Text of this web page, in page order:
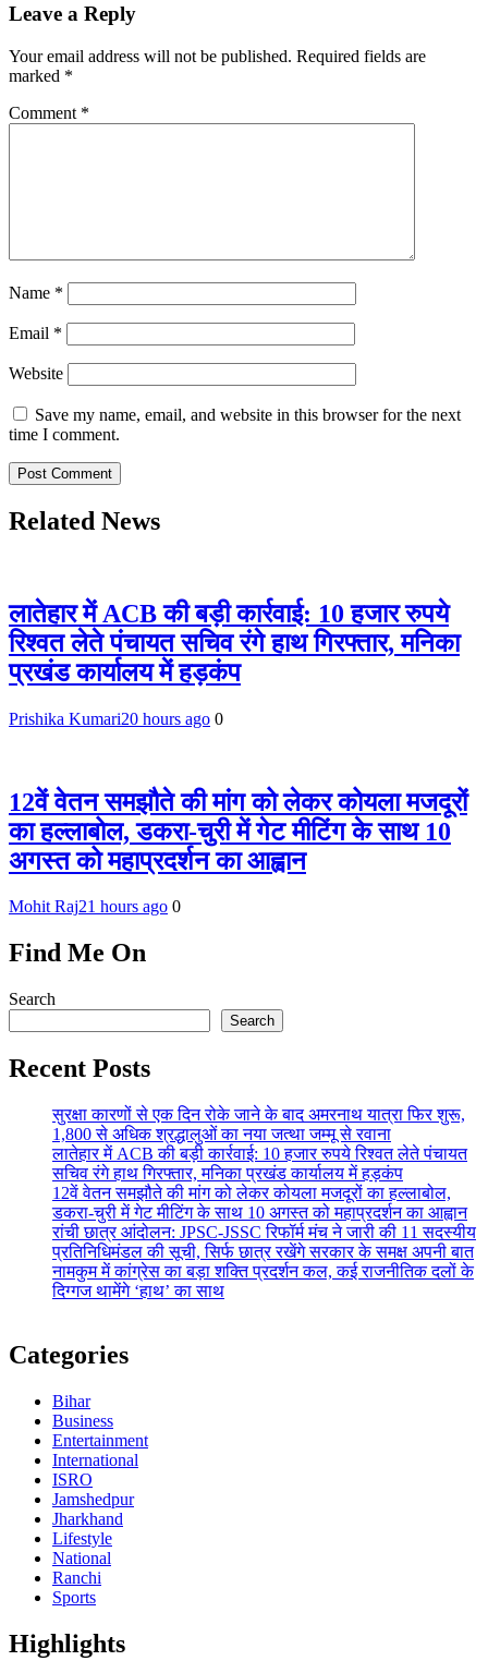
Leave a Reply
Your email address will not be published. Required fields are
marked *
Comment *
Name *
Email *
Website
Save my name, email, and website in this browser for the next
time I comment.
Related News
लातेहार में ACB की बड़ी कार्रवाई: 10 हजार रुपये
रिश्वत लेते पंचायत सचिव रंगे हाथ गिरफ्तार, मनिका
प्रखंड कार्यालय में हड़कंप
Prishika Kumari20 hours ago 0
12वें वेतन समझौते की मांग को लेकर कोयला मजदूरों
का हल्लाबोल, डकरा-चुरी में गेट मीटिंग के साथ 10
अगस्त को महाप्रदर्शन का आह्वान
Mohit Raj21 hours ago 0
Find Me On
Search
Search
Recent Posts
सुरक्षा कारणों से एक दिन रोके जाने के बाद अमरनाथ यात्रा फिर शुरू,
1,800 से अधिक श्रद्धालुओं का नया जत्था जम्मू से रवाना
लातेहार में ACB की बड़ी कार्रवाई: 10 हजार रुपये रिश्वत लेते पंचायत
सचिव रंगे हाथ गिरफ्तार, मनिका प्रखंड कार्यालय में हड़कंप
12वें वेतन समझौते की मांग को लेकर कोयला मजदूरों का हल्लाबोल,
डकरा-चुरी में गेट मीटिंग के साथ 10 अगस्त को महाप्रदर्शन का आह्वान
रांची छात्र आंदोलन: JPSC-JSSC रिफॉर्म मंच ने जारी की 11 सदस्यीय
प्रतिनिधिमंडल की सूची, सिर्फ छात्र रखेंगे सरकार के समक्ष अपनी बात
नामकुम में कांग्रेस का बड़ा शक्ति प्रदर्शन कल, कई राजनीतिक दलों के
दिग्गज थामेंगे ‘हाथ’ का साथ
Categories
Bihar
Business
Entertainment
International
ISRO
Jamshedpur
Jharkhand
Lifestyle
National
Ranchi
Sports
Highlights